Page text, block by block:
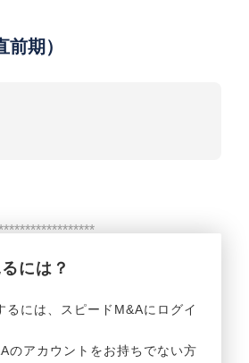
期）
には？
るには、スピードM&Aにログイ
のアカウントをお持ちでない方